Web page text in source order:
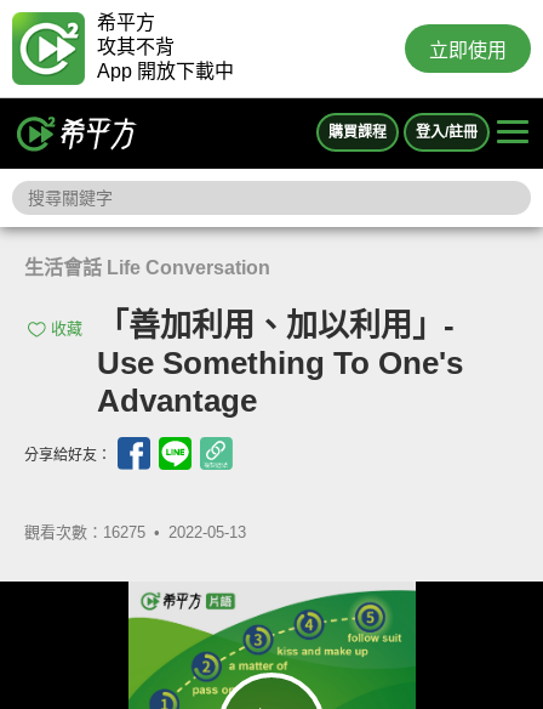
希平方
攻其不背
App 開放下載中
立即使用
購買課程 登入/註冊
生活會話 Life Conversation
收藏
「善加利用、加以利用」-
Use Something To One's
Advantage
分享給好友：
觀看次數：16275 • 2022-05-13